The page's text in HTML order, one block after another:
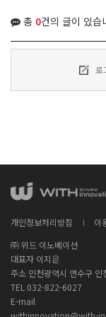
총 0건의 글이 있습
로
개인정보처리방침
이
㈜ 위드 이노베이션
대표자 이지은
주소 인천광역시 연수구
TEL 032-822-6027
E-mail